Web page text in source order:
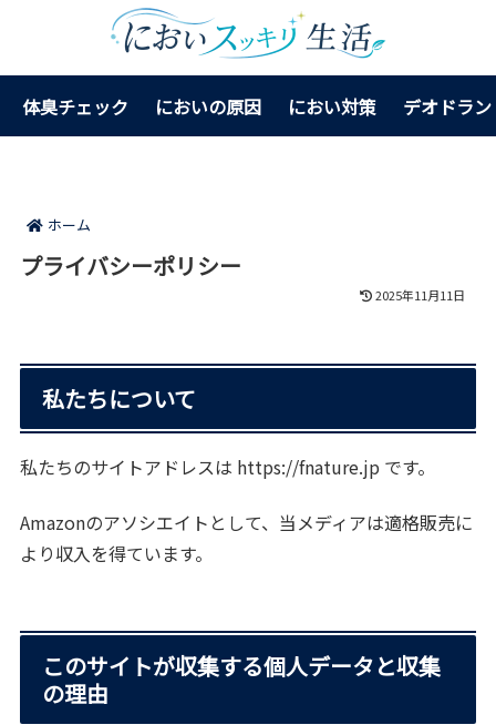
体臭チェック においの原因 におい対策 デオドラ
ホーム
プライバシーポリシー
2025年11月11日
私たちについて
私たちのサイトアドレスは https://fnature.jp です。
Amazonのアソシエイトとして、当メディアは適格販売に
より収入を得ています。
このサイトが収集する個人データと収集
の理由